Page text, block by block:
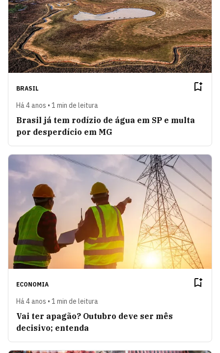
BRASIL
Há 4 anos • 1 min de leitura
Brasil já tem rodízio de água em SP e multa
por desperdício em MG
ECONOMIA
Há 4 anos • 1 min de leitura
Vai ter apagão? Outubro deve ser mês
decisivo; entenda